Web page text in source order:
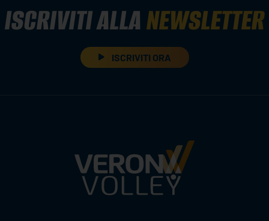
ISCRIVITI ALLANEWSLETTER
ISCRIVITI ORA